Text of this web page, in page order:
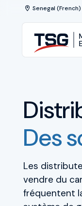
Skip to content
Services
Partenaires
Energie de
Senegal (French)
TSG
|
Solutions
Des
Les
vendre du
fréquentent